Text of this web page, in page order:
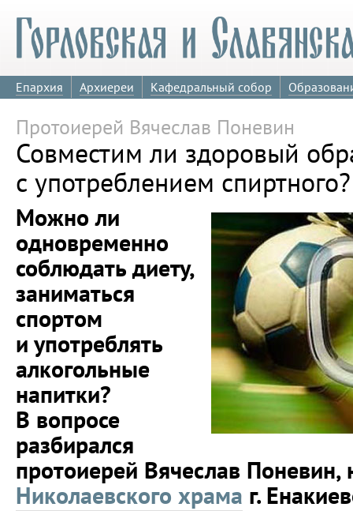
Епархия Архиереи Кафедральный собор
Протоиерей Вячеслав Поневин
Совместим ли здоровый
с употреблением спиртного?
Можно ли
одновременно
соблюдать диету,
заниматься
спортом
и употреблять
алкогольные
напитки?
В вопросе
разбирался
протоиерей Вячеслав Поневин,
Николаевского храма г.